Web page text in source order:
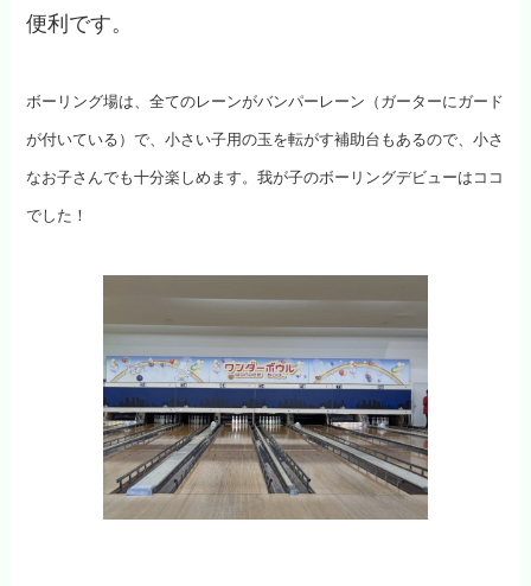
便利です。
ボーリング場は、全てのレーンがバンパーレーン（ガーターにガード
が付いている）で、小さい子用の玉を転がす補助台もあるので、小さ
なお子さんでも十分楽しめます。我が子のボーリングデビューはココ
でした！